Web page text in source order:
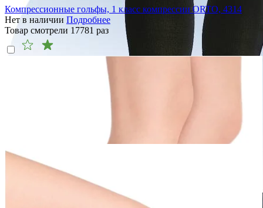
Компрессионные гольфы, 1 класс компрессии ORTO, 4314
Нет в наличии Подробнее
Товар смотрели 17781 раз